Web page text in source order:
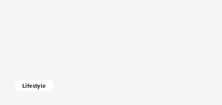
Lifestyle